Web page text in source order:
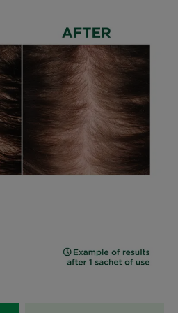
προϊόν περιποίησης του
συσκευασία και
προέλευσης που
στο περιβάλλον.
καθαρισμού κάνει αφρό
το νερό και καθαρίζει χωρίς
συστατικά που
βοηθούν στην
σμήγματος από το
σμήγματος στο λιπαρό